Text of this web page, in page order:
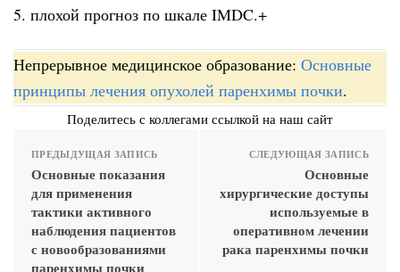
5. плохой прогноз по шкале IMDC.+
Непрерывное медицинское образование: Основные
принципы лечения опухолей паренхимы почки.
Поделитесь с коллегами ссылкой на наш сайт
ПРЕДЫДУЩАЯ ЗАПИСЬ
Основные показания
для применения
тактики активного
наблюдения пациентов
с новообразованиями
паренхимы почки
СЛЕДУЮЩАЯ ЗАПИСЬ
Основные
хирургические доступы
используемые в
оперативном лечении
рака паренхимы почки